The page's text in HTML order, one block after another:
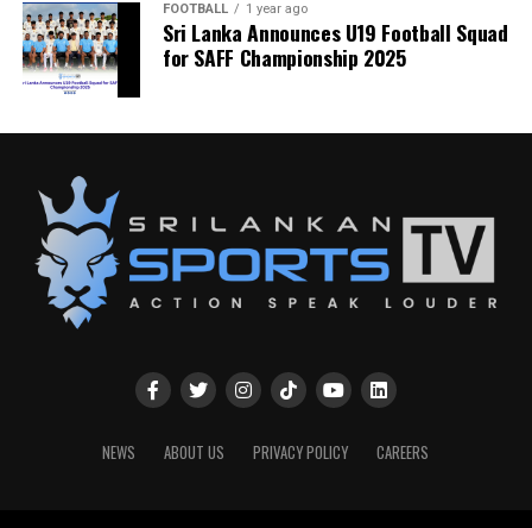
FOOTBALL 1 year ago
Sri Lanka Announces U19 Football Squad
for SAFF Championship 2025
NEWS ABOUT US PRIVACY POLICY CAREERS